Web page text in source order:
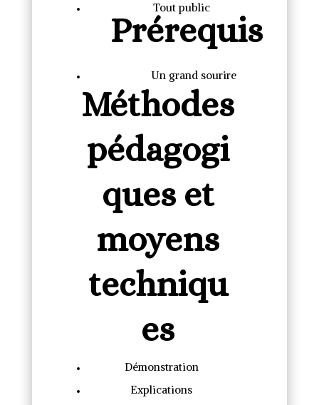
Tout public
Prérequis
Un grand sourire
Méthodes
pédagogi
ques et
moyens
techniqu
es
Démonstration
Explications